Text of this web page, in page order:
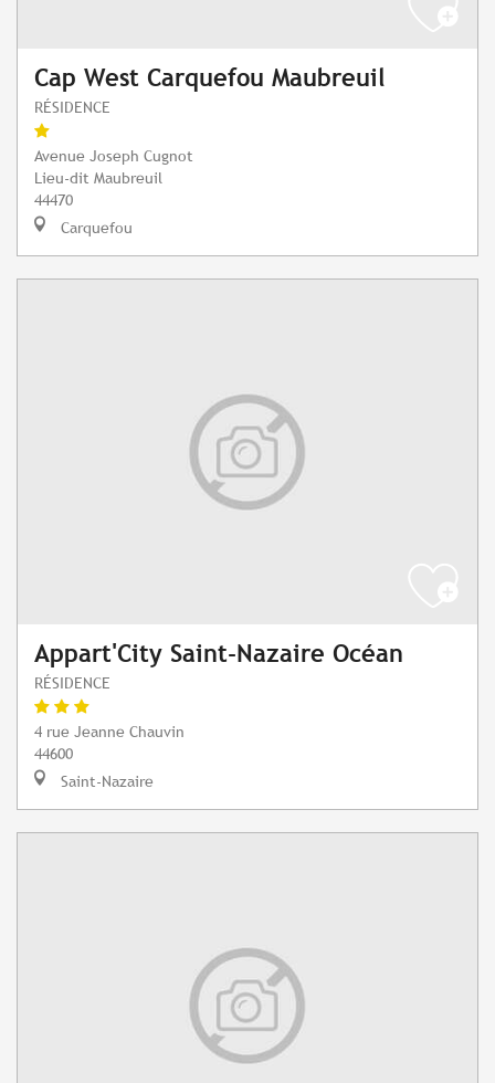
Cap West Carquefou Maubreuil
RÉSIDENCE
Avenue Joseph Cugnot
Lieu-dit Maubreuil
44470
Carquefou
Appart'City Saint-Nazaire Océan
RÉSIDENCE
4 rue Jeanne Chauvin
44600
Saint-Nazaire